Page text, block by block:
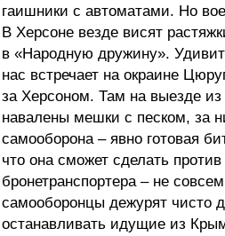
гаишники с автоматами. Но
В Херсоне везде висят
в «Народную дружину».
нас встречает на окраине
за Херсоном. Там на выезде из
навалены мешки с песком, за
самооборона – явно готовая
что она сможет сделать
бронетранспортера – не
самооборонцы дежурят чисто
останавливать идущие из